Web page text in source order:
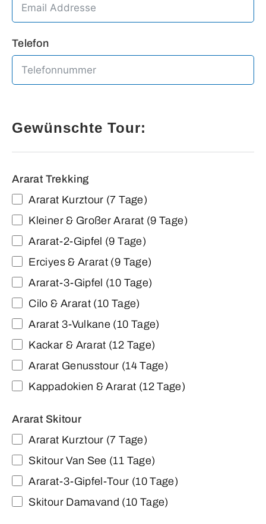
Telefon
Gewünschte Tour:
Ararat Trekking
Ararat Kurztour (7 Tage)
Kleiner & Großer Ararat (9 Tage)
Ararat-2-Gipfel (9 Tage)
Erciyes & Ararat (9 Tage)
Ararat-3-Gipfel (10 Tage)
Cilo & Ararat (10 Tage)
Ararat 3-Vulkane (10 Tage)
Kackar & Ararat (12 Tage)
Ararat Genusstour (14 Tage)
Kappadokien & Ararat (12 Tage)
Ararat Skitour
Ararat Kurztour (7 Tage)
Skitour Van See (11 Tage)
Ararat-3-Gipfel-Tour (10 Tage)
Skitour Damavand (10 Tage)